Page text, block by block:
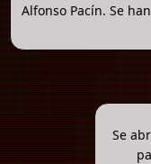
Alfonso Pacín. Se
Se